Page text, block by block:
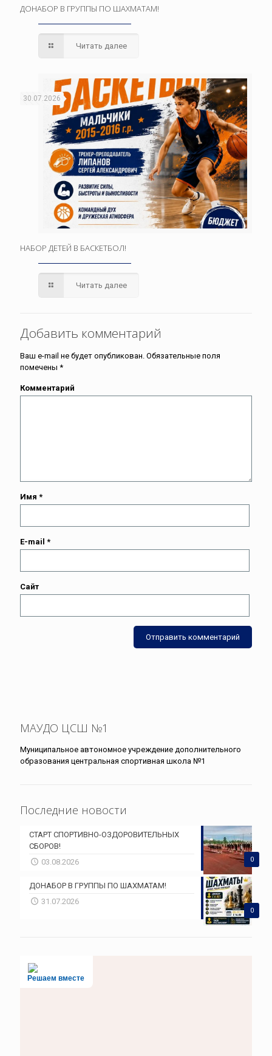
ДОНАБОР В ГРУППЫ ПО ШАХМАТАМ!
Читать далее
30.07.2026
НАБОР ДЕТЕЙ В БАСКЕТБОЛ!
Читать далее
Добавить комментарий
Ваш e-mail не будет опубликован. Обязательные поля
помечены *
Комментарий
Имя *
E-mail *
Сайт
МАУДО ЦСШ №1
Муниципальное автономное учреждение дополнительного
образования центральная спортивная школа №1
Последние новости
0
СТАРТ СПОРТИВНО-ОЗДОРОВИТЕЛЬНЫХ
СБОРОВ!
03.08.2026
0
ДОНАБОР В ГРУППЫ ПО ШАХМАТАМ!
31.07.2026
Решаем вместе